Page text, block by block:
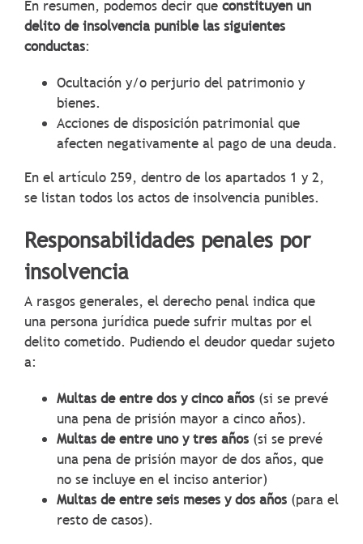
En resumen, podemos decir que constituyen un
delito de insolvencia punible las siguientes
conductas:
Ocultación y/o perjurio del patrimonio y
bienes.
Acciones de disposición patrimonial que
afecten negativamente al pago de una deuda.
En el artículo 259, dentro de los apartados 1 y 2,
se listan todos los actos de insolvencia punibles.
Responsabilidades penales por
insolvencia
A rasgos generales, el derecho penal indica que
una persona jurídica puede sufrir multas por el
delito cometido. Pudiendo el deudor quedar sujeto
a:
Multas de entre dos y cinco años (si se prevé
una pena de prisión mayor a cinco años).
Multas de entre uno y tres años (si se prevé
una pena de prisión mayor de dos años, que
no se incluye en el inciso anterior)
Multas de entre seis meses y dos años (para el
resto de casos).